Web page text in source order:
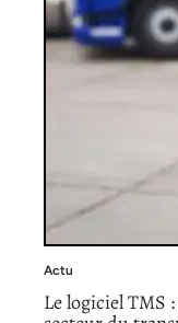
Actu
Le logiciel TMS